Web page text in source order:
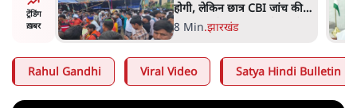
ट्रेंडिंग
ख़बर
देश का
होगी, लेकिन छात्र CBI जांच की
मांग पर अड़े; धरना-प्रदर्शन जारी
8 Min.झारखंड
Rahul Gandhi Viral Video Satya Hindi Bulletin